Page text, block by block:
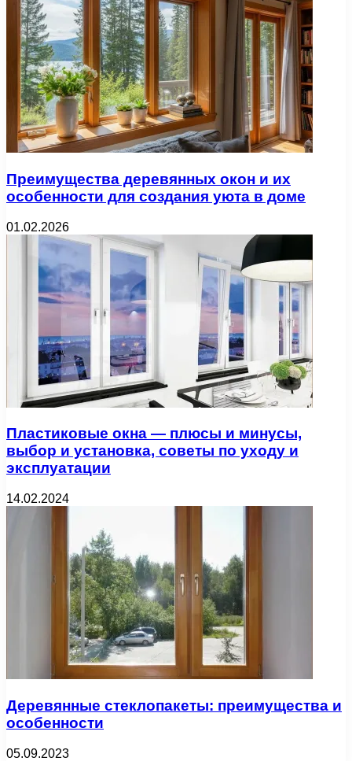
Преимущества деревянных окон и их
особенности для создания уюта в доме
01.02.2026
Пластиковые окна — плюсы и минусы,
выбор и установка, советы по уходу и
эксплуатации
14.02.2024
Деревянные стеклопакеты: преимущества и
особенности
05.09.2023